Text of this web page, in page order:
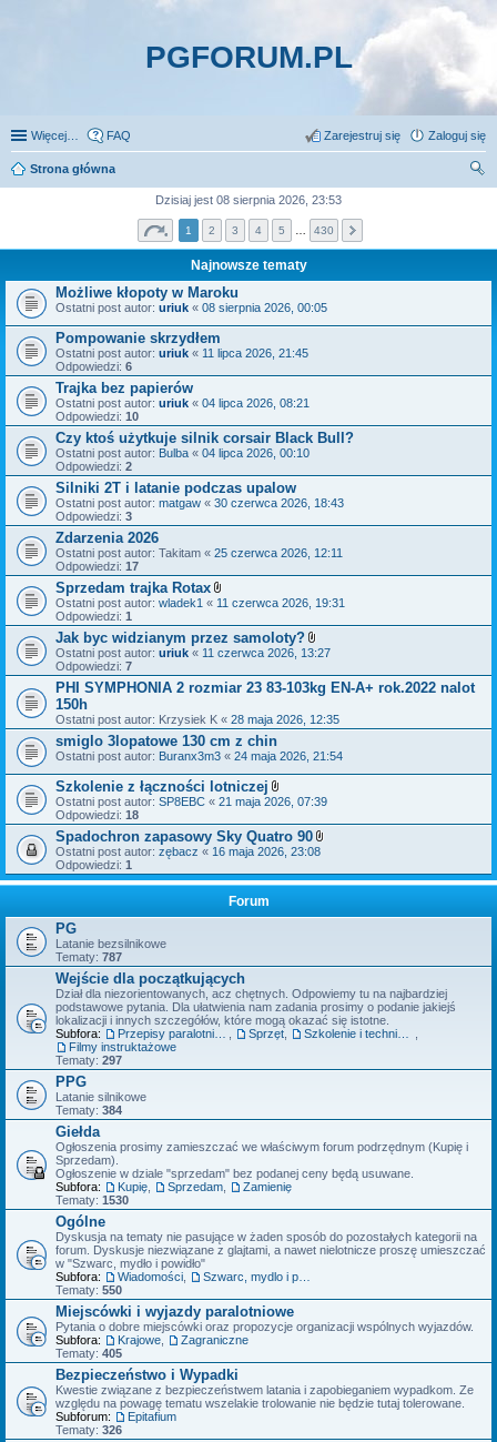
PGFORUM.PL
Więcej… FAQ Zaloguj się
Zarejestruj się
Strona główna
Dzisiaj jest 08 sierpnia 2026, 23:53
1 2 3 4 5 430
Najnowsze tematy
Możliwe kłopoty w Maroku
Ostatni post autor: uriuk « 08 sierpnia 2026, 00:05
Pompowanie skrzydłem
Ostatni post autor: uriuk « 11 lipca 2026, 21:45
Odpowiedzi: 6
Trajka bez papierów
Ostatni post autor: uriuk « 04 lipca 2026, 08:21
Odpowiedzi: 10
Czy ktoś użytkuje silnik corsair Black Bull?
Ostatni post autor: Bulba « 04 lipca 2026, 00:10
Odpowiedzi: 2
Silniki 2T i latanie podczas upalow
Ostatni post autor: matgaw « 30 czerwca 2026, 18:43
Odpowiedzi: 3
Zdarzenia 2026
Ostatni post autor: Takitam « 25 czerwca 2026, 12:11
Odpowiedzi: 17
Sprzedam trajka Rotax
Z
ł
ą
c
n
i
i
Ostatni post autor: wladek1 « 11 czerwca 2026, 19:31
Odpowiedzi: 1
Jak byc widzianym przez samoloty?
Z
ł
ą
z
n
k
Ostatni post autor: uriuk « 11 czerwca 2026, 13:27
Odpowiedzi: 7
PHI SYMPHONIA 2 rozmiar 23 83-103kg EN-A+ rok.2022 nalot
150h
Ostatni post autor: Krzysiek K « 28 maja 2026, 12:35
smiglo 3lopatowe 130 cm z chin
Ostatni post autor: Buranx3m3 « 24 maja 2026, 21:54
Szkolenie z łączności lotniczej
Z
ł
ą
c
n
i
Ostatni post autor: SP8EBC « 21 maja 2026, 07:39
Odpowiedzi: 18
Spadochron zapasowy Sky Quatro 90
ł
ą
z
i
Ostatni post autor: zębacz « 16 maja 2026, 23:08
Odpowiedzi: 1
Forum
PG
Latanie bezsilnikowe
Tematy: 787
Wejście dla początkujących
Dział dla niezorientowanych, acz chętnych. Odpowiemy tu na najbardziej
podstawowe pytania. Dla ułatwienia nam zadania prosimy o podanie jakiejś
lokalizacji i innych szczegółów, które mogą okazać się istotne.
Subfora:
Sprzęt
Filmy instruktażowe
Tematy: 297
PPG
Latanie silnikowe
Tematy: 384
Giełda
Ogłoszenia prosimy zamieszczać we właściwym forum podrzędnym (Kupię i
Sprzedam).
Ogłoszenie w dziale "sprzedam" bez podanej ceny będą usuwane.
Subfora:
Kupię Sprzedam
Zamienię
Tematy: 1530
Ogólne
Dyskusja na tematy nie pasujące w żaden sposób do pozostałych kategorii na
forum. Dyskusje niezwiązane z glajtami, a nawet nielotnicze proszę umieszczać
w "Szwarc, mydło i powidło"
Subfora:
Wiadomości
Tematy: 550
Miejscówki i wyjazdy paralotniowe
Pytania o dobre miejscówki oraz propozycje organizacji wspólnych wyjazdów.
Subfora:
Krajowe
Zagraniczne
Tematy: 405
Bezpieczeństwo i Wypadki
Kwestie związane z bezpieczeństwem latania i zapobieganiem wypadkom. Ze
względu na powagę tematu wszelakie trolowanie nie będzie tutaj tolerowane.
Subforum:
Epitafium
Tematy: 326